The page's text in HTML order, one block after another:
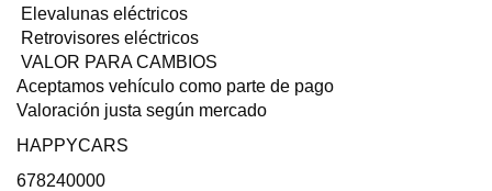
Elevalunas eléctricos
Retrovisores eléctricos
VALOR PARA CAMBIOS
Aceptamos vehículo como parte de pago
Valoración justa según mercado
HAPPYCARS
678240000